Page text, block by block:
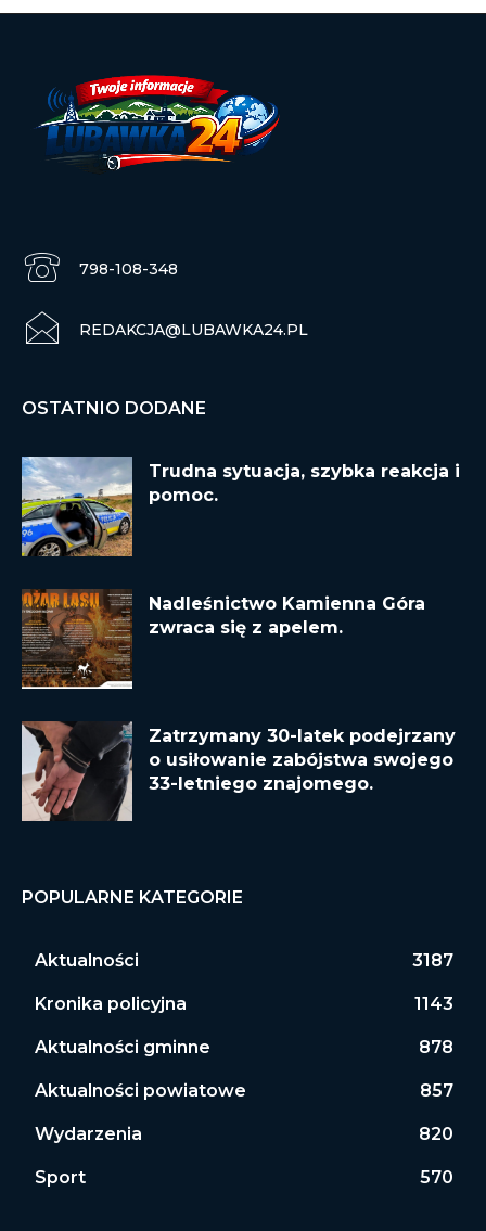
798-108-348
REDAKCJA@LUBAWKA24.PL
OSTATNIO DODANE
Trudna sytuacja, szybka reakcja i
pomoc.
Nadleśnictwo Kamienna Góra
zwraca się z apelem.
Zatrzymany 30-latek podejrzany
o usiłowanie zabójstwa swojego
33-letniego znajomego.
POPULARNE KATEGORIE
Aktualności 3187
Kronika policyjna 1143
Aktualności gminne 878
Aktualności powiatowe 857
Wydarzenia 820
Sport 570